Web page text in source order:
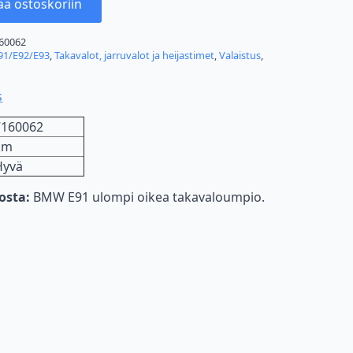
ostoskoriin
E92/E93,Takavalot, jarruvalot ja heijastimet,Valaistus,
BMW E91 ulompi oikea takavaloumpio.